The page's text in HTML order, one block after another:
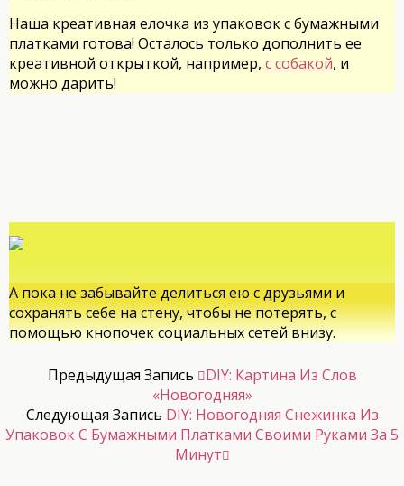
Наша креативная елочка из упаковок с бумажными
платками готова! Осталось только дополнить ее
креативной открыткой, например, с собакой, и
можно дарить!
А пока не забывайте делиться ею с друзьями и
сохранять себе на стену, чтобы не потерять, с
помощью кнопочек социальных сетей внизу.
Предыдущая Запись
DIY: Картина Из Слов
«Новогодняя»
Следующая Запись DIY: Новогодняя Снежинка Из
Упаковок С Бумажными Платками Своими Руками За 5
Минут